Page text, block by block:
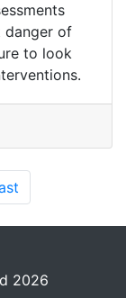
danger of
to look
2026